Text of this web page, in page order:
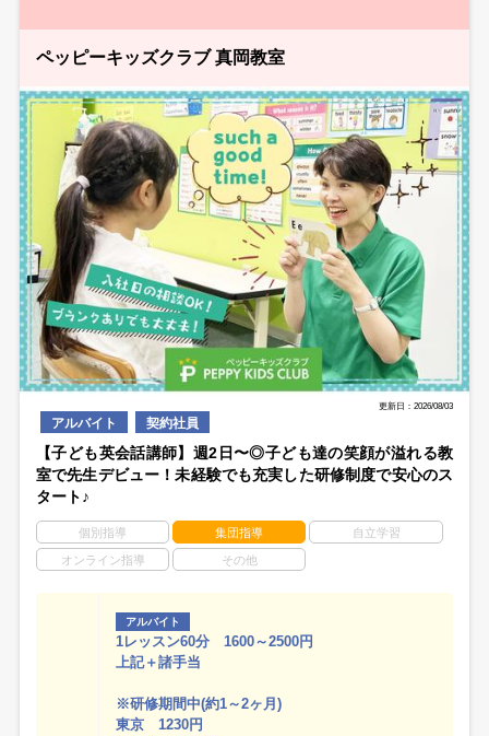
ペッピーキッズクラブ 真岡教室
更新日：2026/08/03
アルバイト 契約社員
【子ども英会話講師】週2日〜◎子ども達の笑顔が溢れる教
室で先生デビュー！未経験でも充実した研修制度で安心のス
タート♪
個別指導 集団指導 自立学習
オンライン指導 その他
アルバイト
1レッスン60分 1600～2500円
上記＋諸手当
※研修期間中(約1～2ヶ月)
東京 1230円